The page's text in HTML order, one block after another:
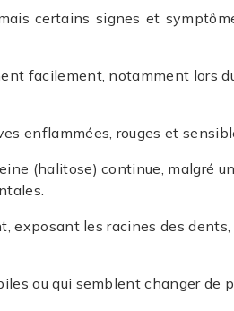
certains signes et
facilement, notamment lors
enflammées, rouges et
(halitose) continue, malgré
exposant les racines des
ou qui semblent changer de